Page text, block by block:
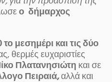
ο δήμαρχος
το μεσημέρι και τις δύο
θερμές ευχαριστίες
Πλατανησιώτη και σε
Πειραιά,αλλά και